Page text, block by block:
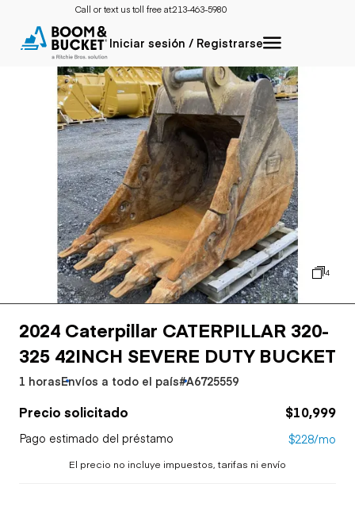
Call or text us toll free at:213-463-5980
Iniciar sesión / Registrarse
4
2024 Caterpillar CATERPILLAR 320-
325 42INCH SEVERE DUTY BUCKET
1 horasEnvíos a todo el país#A6725559
Precio solicitado $10,999
Pago estimado del préstamo $228/mo
El precio no incluye impuestos, tarifas ni envío